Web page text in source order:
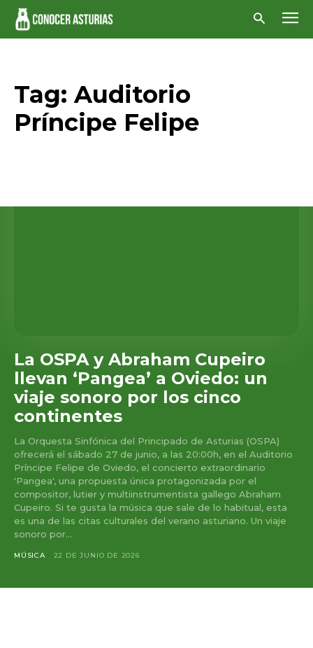
Tag:Auditorio
Príncipe Felipe
La OSPA y Abraham Cupeiro
llevan ‘Pangea’ a Oviedo: un
viaje sonoro por los cinco
continentes
La Orquesta Sinfónica del Principado de Asturias (OSPA)
ofrecerá el sábado 27 de junio, a las 20:00h, en el Auditorio
Príncipe Felipe de Oviedo, el concierto extraordinario
'Pangea', una propuesta única protagonizada por el
compositor, lutier y multiinstrumentista gallego Abraham
Cupeiro. Si te gusta la música que sale de lo habitual, esta
es una de las citas culturales del verano asturiano. Un viaje
sonoro por...
MÚSICA 22 DE JUNIO DE 2026